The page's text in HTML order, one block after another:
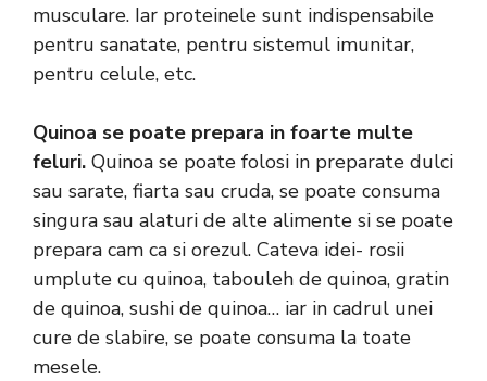
musculare. Iar proteinele sunt indispensabile
pentru sanatate, pentru sistemul imunitar,
pentru celule, etc.
Quinoa se poate prepara in foarte multe
feluri. Quinoa se poate folosi in preparate dulci
sau sarate, fiarta sau cruda, se poate consuma
singura sau alaturi de alte alimente si se poate
prepara cam ca si orezul. Cateva idei- rosii
umplute cu quinoa, tabouleh de quinoa, gratin
de quinoa, sushi de quinoa… iar in cadrul unei
cure de slabire, se poate consuma la toate
mesele.